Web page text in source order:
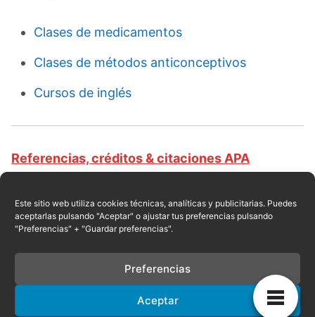
Este sitio web utiliza cookies técnicas, analíticas y publicitarias. Puedes
aceptarlas pulsando "Aceptar" o ajustar tus preferencias pulsando
"Preferencias" + "Guardar preferencias".
Aceptar
Preferencias
Clases de medicamentos
Clases de métodos anticonceptivos
Cursos de inglés
Referencias, créditos & citaciones APA
de redacción profesional. (2017, 02). Tipos de
farmacia. Escrito por:Jeanionil Jimeno.
Obtenido en fecha 08, 2026, desde el sitio web:
https://cursosonlineweb.com/farmacia.html